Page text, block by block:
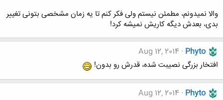
والا نمیدونم، مطمئن نیستم ولی فکر کنم تا یه زمان مشخصی بتونی تغییر
بدی، بعدش دیگه کاریش نمیشه کرد!
Phyto
Aug 12, 2014
افتخار بزرگی نصیبت شده، قدرش رو بدون!
Phyto
Aug 12, 2014